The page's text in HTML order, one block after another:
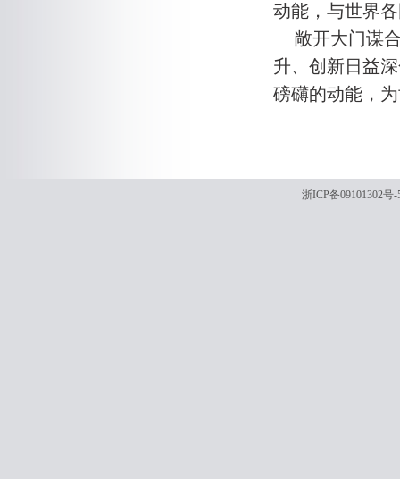
动能，与世界
敞开大门谋
升、创新日益
磅礴的动能，
浙ICP备09101302号-